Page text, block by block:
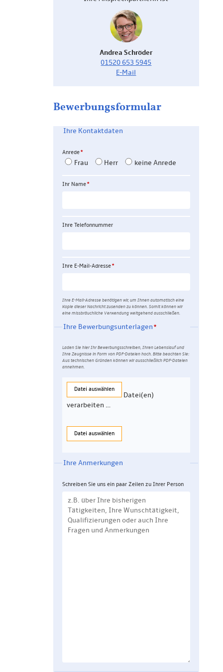
Andrea Schröder
01520 653 5945
E-Mail
Bewerbungs­formular
Ihre Kontaktdaten
Anrede
Frau Herr keine Anrede
Ihr Name
Ihre Telefon­nummer
Ihre E-Mail-Adresse
Ihre E-Mail-Adresse benötigen wir, um Ihnen automatisch eine
Kopie dieser Nachricht zusenden zu können. Somit können wir
eine missbräuchliche Verwendung weitgehend ausschließen.
Ihre Bewerbungsunterlagen
Laden Sie hier Ihr Bewerbungsschreiben, Ihren Lebenslauf und
Ihre Zeugnisse in Form von PDF-Dateien hoch. Bitte beachten Sie:
Aus technischen Gründen können wir ausschließlich PDF-Dateien
annehmen.
Datei auswählen
Datei(en)
verarbeiten …
Datei auswählen
Ihre Anmerkungen
Schreiben Sie uns ein paar Zeilen zu Ihrer Person